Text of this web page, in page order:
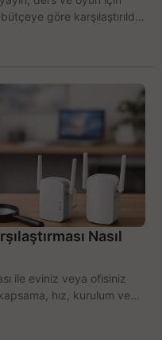
göre karşılaştırıldı.
Nasıl
ile eviniz veya ofisiniz
hız, kurulum ve